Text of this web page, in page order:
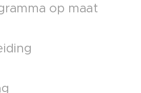
op maat